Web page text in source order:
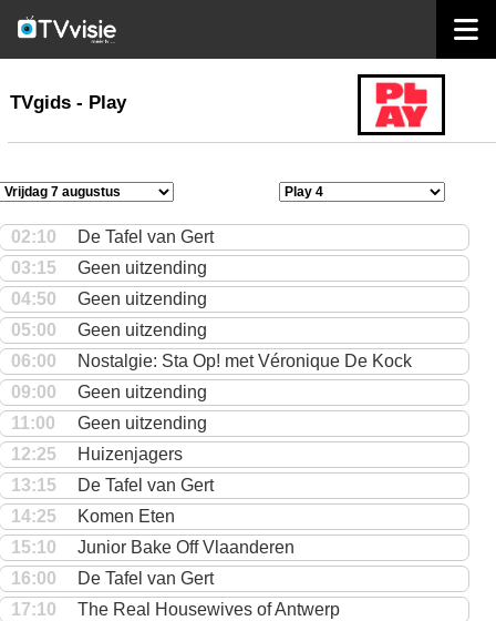
TVgids
TVgids - Play
02:10
De Tafel van Gert
03:15
Geen uitzending
04:50
Geen uitzending
05:00
Geen uitzending
06:00
Nostalgie: Sta Op! met Véronique De Kock
09:00
Geen uitzending
11:00
Geen uitzending
12:25
Huizenjagers
13:15
De Tafel van Gert
14:25
Komen Eten
15:10
Junior Bake Off Vlaanderen
16:00
De Tafel van Gert
17:10
The Real Housewives of Antwerp